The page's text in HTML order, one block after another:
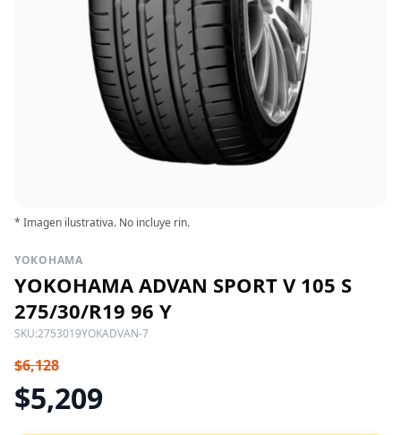
* Imagen ilustrativa. No incluye rin.
YOKOHAMA
YOKOHAMA ADVAN SPORT V 105 S
275/30/R19 96 Y
SKU:2753019YOKADVAN-7
$6,128
$5,209